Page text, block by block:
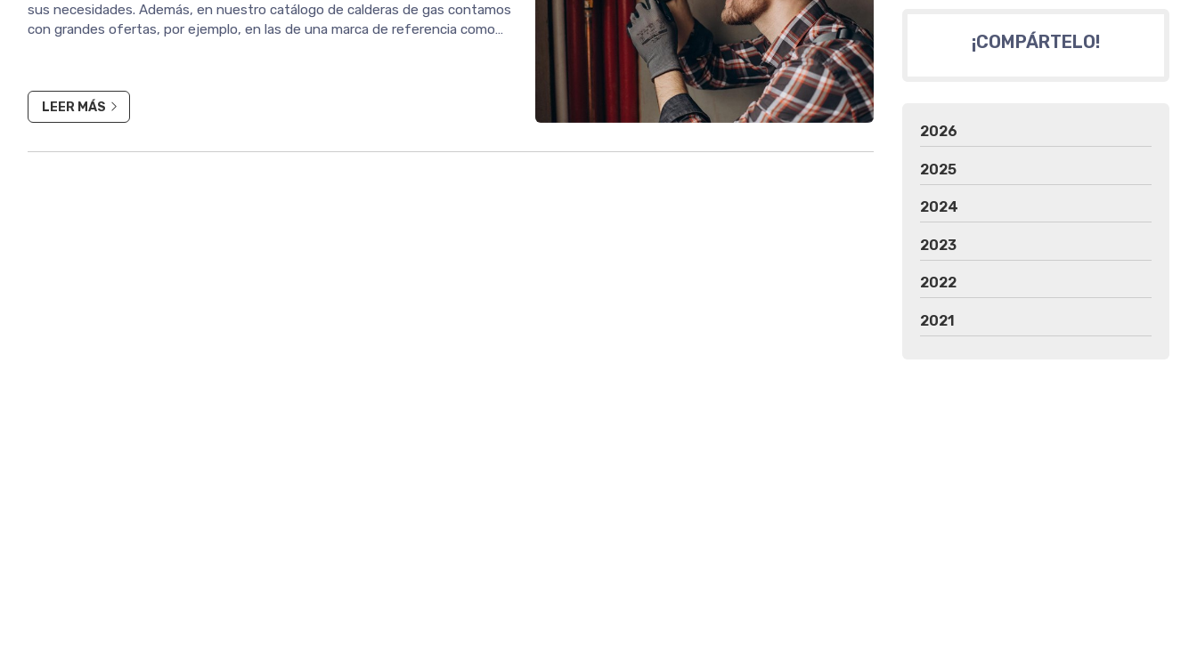
sus necesidades. Además, en nuestro catálogo de calderas de gas contamos
con grandes ofertas, por ejemplo, en las de una marca de referencia como
LEER MÁS
¡COMPÁRTELO!
2026
2025
2024
2023
2022
2021